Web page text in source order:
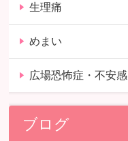
生理痛
めまい
広場恐怖症・不安感
ブログ